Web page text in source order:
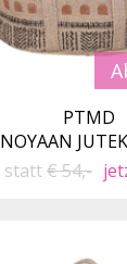
PTMD
NOYAAN
statt€ 54,-